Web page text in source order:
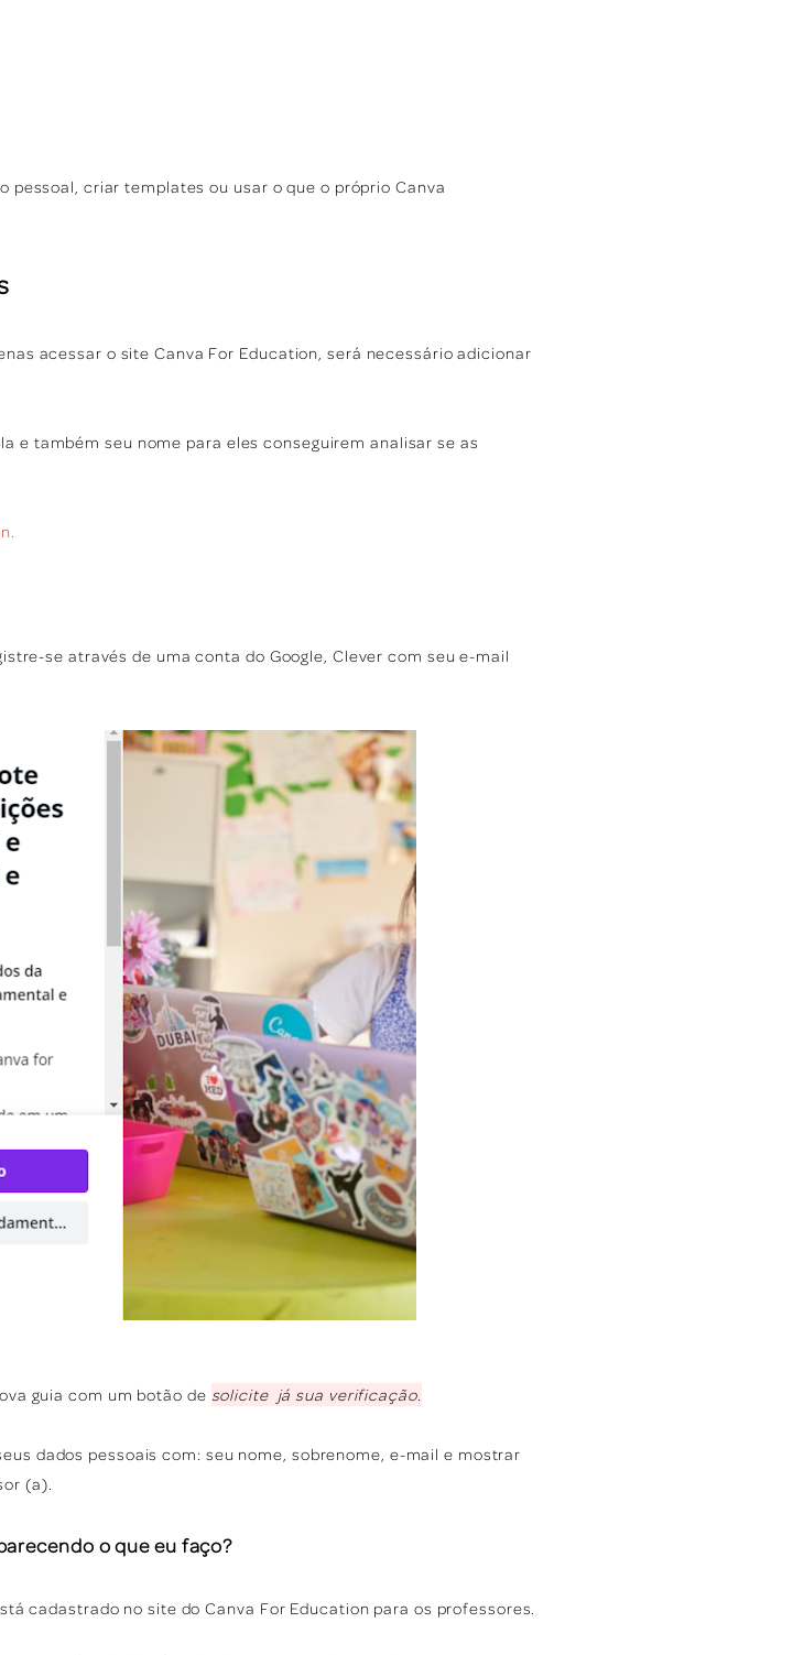
criar templates ou usar o que o próprio Canva
acessar o site Canva For Education, será necessário adicionar
e também seu nome para eles conseguirem analisar se as
se através de uma conta do Google, Clever com seu e-mail
guia com um botão de solicite já sua verificação.
dados pessoais com: seu nome, sobrenome, e-mail e mostrar
(a).
o que eu faço?
cadastrado no site do Canva For Education para os professores.